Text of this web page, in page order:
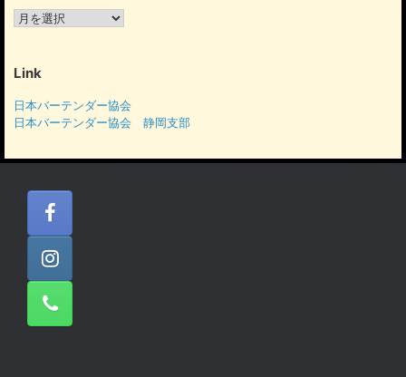
ア
イ
Link
日本バーテンダー協会
日本バーテンダー協会 静岡支部